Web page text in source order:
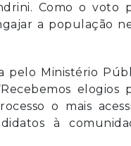
Como o voto
a população
pelo Ministério
elogios
o mais
à